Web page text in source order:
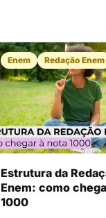
Enem Redação Enem
Estrutura da
Enem: como
1000